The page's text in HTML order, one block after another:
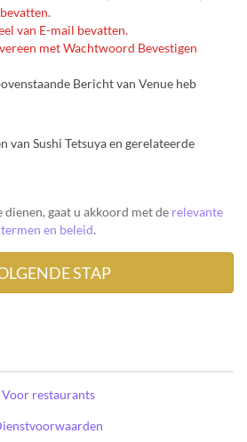
van E-mail bevatten.
met Wachtwoord Bevestigen
Bericht van Venue heb
van Sushi Tetsuya en gerelateerde
gaat u akkoord met de relevante
termen en beleid.
Voor restaurants